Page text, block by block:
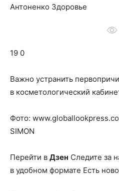
о
Антоненко Здоровье
19 0
Важно устранить
в косметологический
Фото:
SIMON
Перейти в Дзен Следите за
в удобном формате Есть